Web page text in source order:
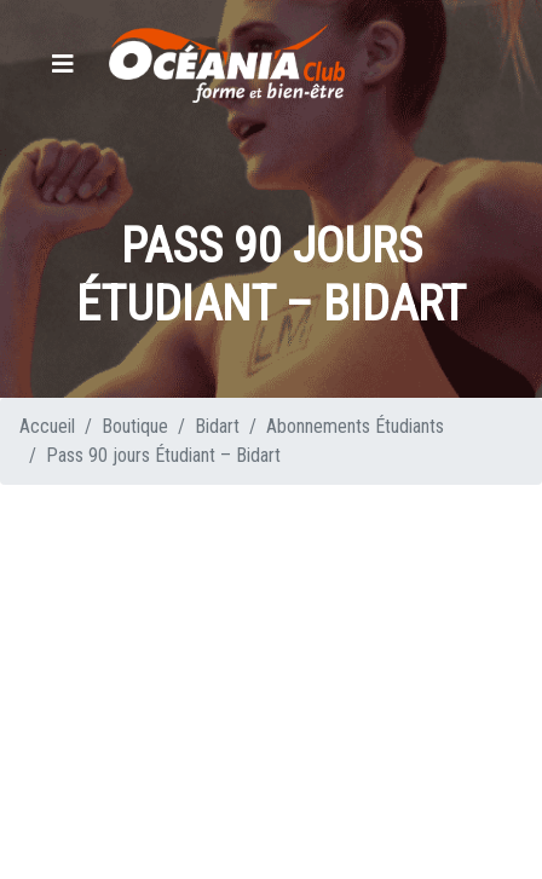
PASS 90 JOURS
ÉTUDIANT – BIDART
Accueil Boutique Bidart
Abonnements Étudiants
Pass 90 jours Étudiant – Bidart